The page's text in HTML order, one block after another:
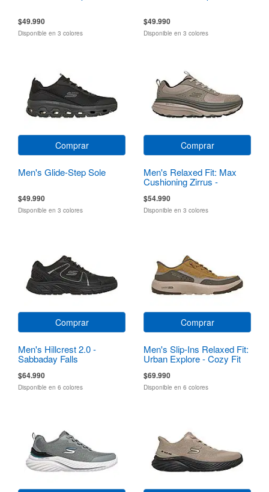
$49.990
Disponible en 3 colores
$49.990
Disponible en 3 colores
Comprar
Men's Glide-Step Sole
$49.990
Disponible en 3 colores
Comprar
Men's Relaxed Fit: Max
Cushioning Zirrus -
Zirrostratus
$54.990
Disponible en 3 colores
Comprar
Men's Hillcrest 2.0 -
Sabbaday Falls
$64.990
Disponible en 6 colores
Comprar
Men's Slip-Ins Relaxed Fit:
Urban Explore - Cozy Fit
$69.990
Disponible en 6 colores